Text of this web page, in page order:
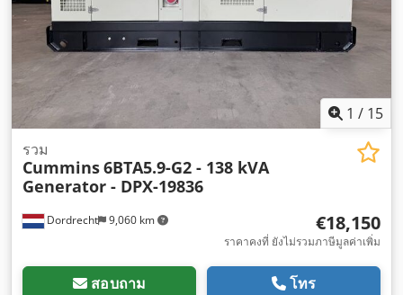
1 / 15
Dordrecht 9,060 km
รวม
Cummins6BTA5.9-G2 - 138 kVA
Generator - DPX-19836
€18,150
ราคาคงที่ ยังไม่รวมภาษีมูลค่าเพิ่ม
สอบถาม โทร